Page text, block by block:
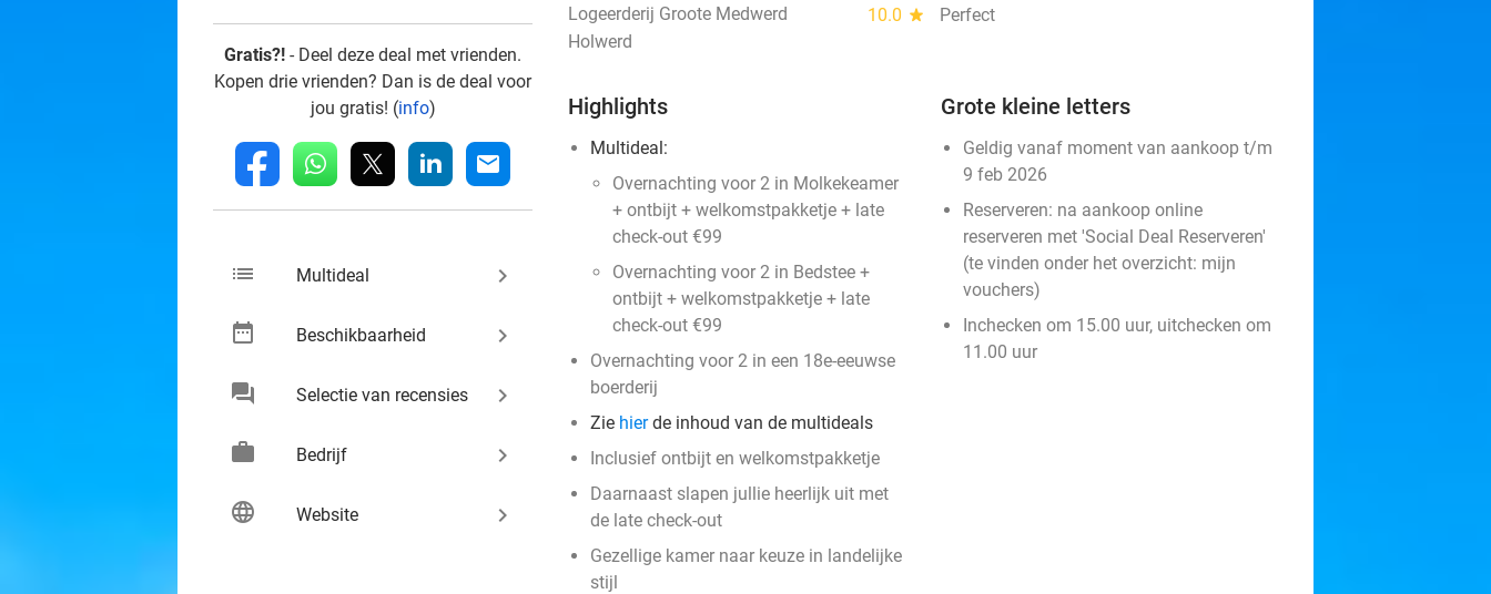
Gratis?! - Deel deze deal met vrienden.
Kopen drie vrienden? Dan is de deal voor
jou gratis! (info)
fb whatsapp linkedin mail
list Multideal keyboard_arrow_right
date_range Beschikbaarheid keyboard_arrow_right
chat Selectie van recensies keyboard_arrow_right
work Bedrijf keyboard_arrow_right
language Website keyboard_arrow_right
Logeerderij Groote Medwerd 10.0 star
Perfect
Holwerd
Highlights
Multideal:
Overnachting voor 2 in Molkekeamer
+ ontbijt + welkomstpakketje + late
check-out €99
Overnachting voor 2 in Bedstee +
ontbijt + welkomstpakketje + late
check-out €99
Overnachting voor 2 in een 18e-eeuwse
boerderij
Zie hierde inhoud van de multideals
Inclusief ontbijt en welkomstpakketje
Daarnaast slapen jullie heerlijk uit met
de late check-out
Gezellige kamer naar keuze in landelijke
stijl
Grote kleine letters
Geldig vanaf moment van aankoop t/m
9 feb 2026
Reserveren: na aankoop online
reserveren met 'Social Deal Reserveren'
(te vinden onder het overzicht: mijn
vouchers)
Inchecken om 15.00 uur, uitchecken om
11.00 uur